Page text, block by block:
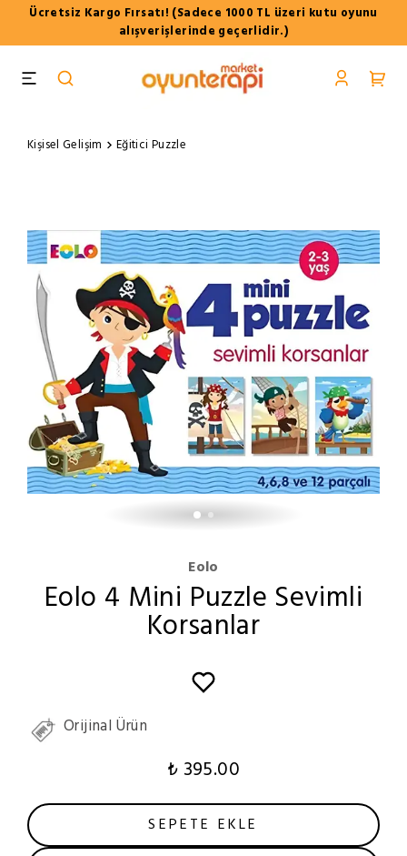
Ücretsiz Kargo Fırsatı! (Sadece 1000 TL üzeri kutu oyunu
alışverişlerinde geçerlidir.)
Kişisel Gelişim Eğitici Puzzle
Eolo
Eolo 4 Mini Puzzle Sevimli
Korsanlar
Orijinal Ürün
₺ 395.00
SEPETE EKLE